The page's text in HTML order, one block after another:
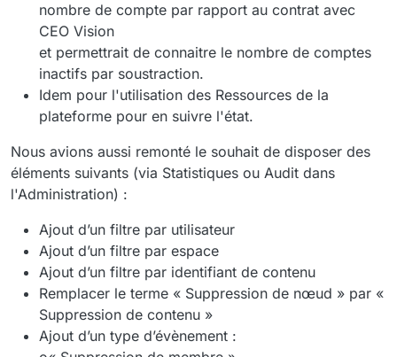
nombre de compte par rapport au contrat avec
CEO Vision
et permettrait de connaitre le nombre de comptes
inactifs par soustraction.
Idem pour l'utilisation des Ressources de la
plateforme pour en suivre l'état.
Nous avions aussi remonté le souhait de disposer des
éléments suivants (via Statistiques ou Audit dans
l'Administration) :
Ajout d’un filtre par utilisateur
Ajout d’un filtre par espace
Ajout d’un filtre par identifiant de contenu
Remplacer le terme « Suppression de nœud » par «
Suppression de contenu »
Ajout d’un type d’évènement :